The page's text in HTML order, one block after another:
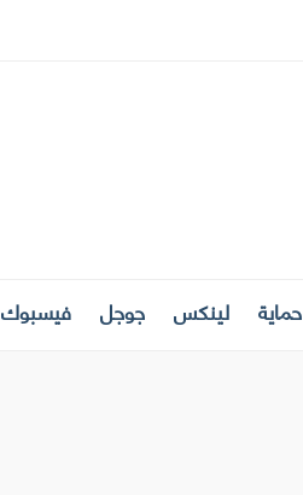
حماية لينكس جوجل فيسبوك